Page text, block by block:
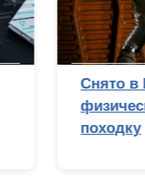
Снято в
физически
походку